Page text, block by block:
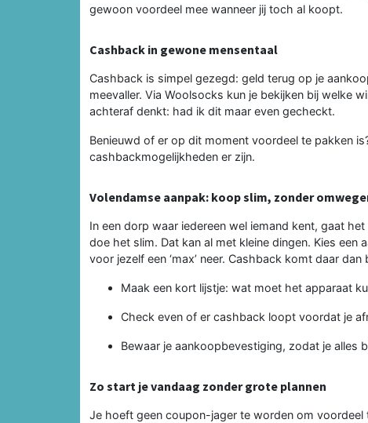
gewoon voordeel mee wanneer jij toch al koopt.
Cashback in gewone mensentaal
Cashback is simpel gezegd: geld terug op je
meevaller. Via Woolsocks kun je bekijken bij welke
achteraf denkt: had ik dit maar even gecheckt.
Benieuwd of er op dit moment voordeel te pakken
cashbackmogelijkheden er zijn.
Volendamse aanpak: koop slim, zonder
In een dorp waar iedereen wel iemand kent, gaat
doe het slim. Dat kan al met kleine dingen. Kies
voor jezelf een ‘max’ neer. Cashback komt daar
Maak een kort lijstje: wat moet het apparaat
Check even of er cashback loopt voordat je
Bewaar je aankoopbevestiging, zodat je alles
Zo start je vandaag zonder grote plannen
Je hoeft geen coupon-jager te worden om voordeel